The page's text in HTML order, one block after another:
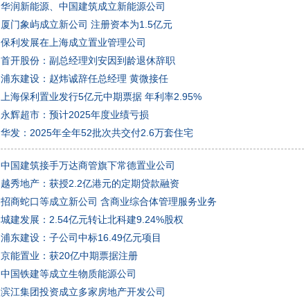
华润新能源、中国建筑成立新能源公司
厦门象屿成立新公司 注册资本为1.5亿元
保利发展在上海成立置业管理公司
首开股份：副总经理刘安因到龄退休辞职
浦东建设：赵炜诚辞任总经理 黄微接任
上海保利置业发行5亿元中期票据 年利率2.95%
永辉超市：预计2025年度业绩亏损
华发：2025年全年52批次共交付2.6万套住宅
中国建筑接手万达商管旗下常德置业公司
越秀地产：获授2.2亿港元的定期贷款融资
招商蛇口等成立新公司 含商业综合体管理服务业务
城建发展：2.54亿元转让北科建9.24%股权
浦东建设：子公司中标16.49亿元项目
京能置业：获20亿中期票据注册
中国铁建等成立生物质能源公司
滨江集团投资成立多家房地产开发公司